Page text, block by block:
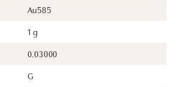
Au585
1 g
0.03000
G